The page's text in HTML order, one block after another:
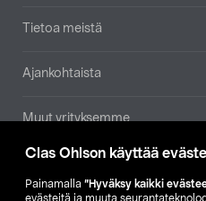
Clas Ohlson käyttää
Painamalla ”Hyväksy kaikki
evästeitä ja muuta
Tietoa meistä
Ajankohtaista
Muut yrityksemme
Etsi